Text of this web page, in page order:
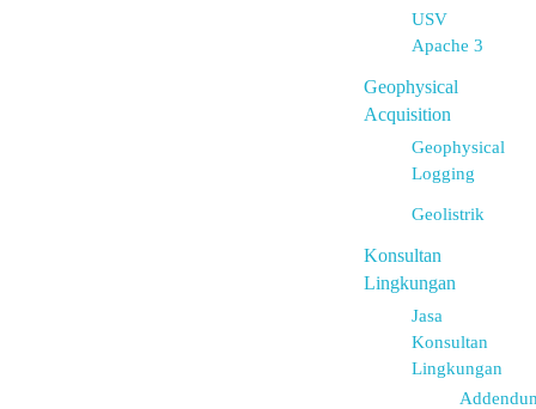
USV
Apache 3
Geophysical
Acquisition
Geophysical
Logging
Geolistrik
Konsultan
Lingkungan
Jasa
Konsultan
Lingkungan